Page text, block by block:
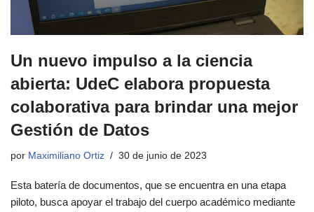
Un nuevo impulso a la ciencia
abierta: UdeC elabora propuesta
colaborativa para brindar una mejor
Gestión de Datos
por Maximiliano Ortiz 30 de junio de 2023
Esta batería de documentos, que se encuentra en una etapa
piloto, busca apoyar el trabajo del cuerpo académico mediante